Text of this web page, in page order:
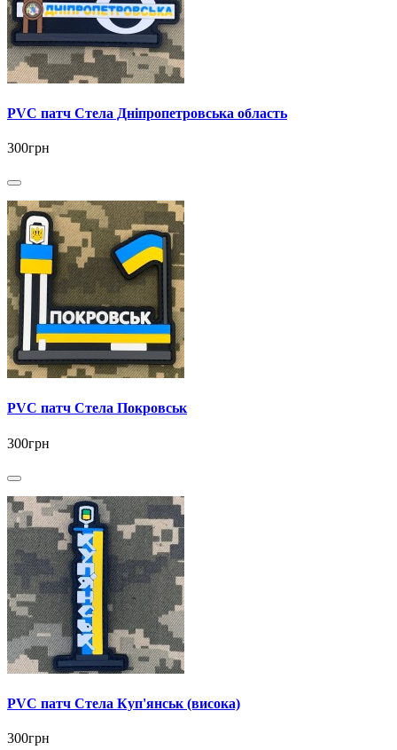
PVC патч Стела Дніпропетровська область
300грн
PVC патч Стела Покровськ
300грн
PVC патч Стела Куп'янськ (висока)
300грн